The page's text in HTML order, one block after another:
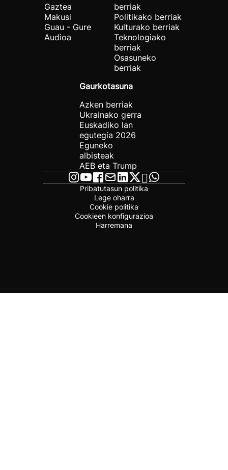
Gaztea
Makusi
Guau - Gure
Audioa
berriak
Politikako berriak
Kulturako berriak
Teknologiako
berriak
Osasuneko
berriak
Gaurkotasuna
Azken berriak
Ukrainako gerra
Euskadiko lan
egutegia 2026
Eguneko
albisteak
AEB eta Trump
Pribatutasun politika
Lege oharra
Cookie politika
Cookieen konfigurazioa
Harremana